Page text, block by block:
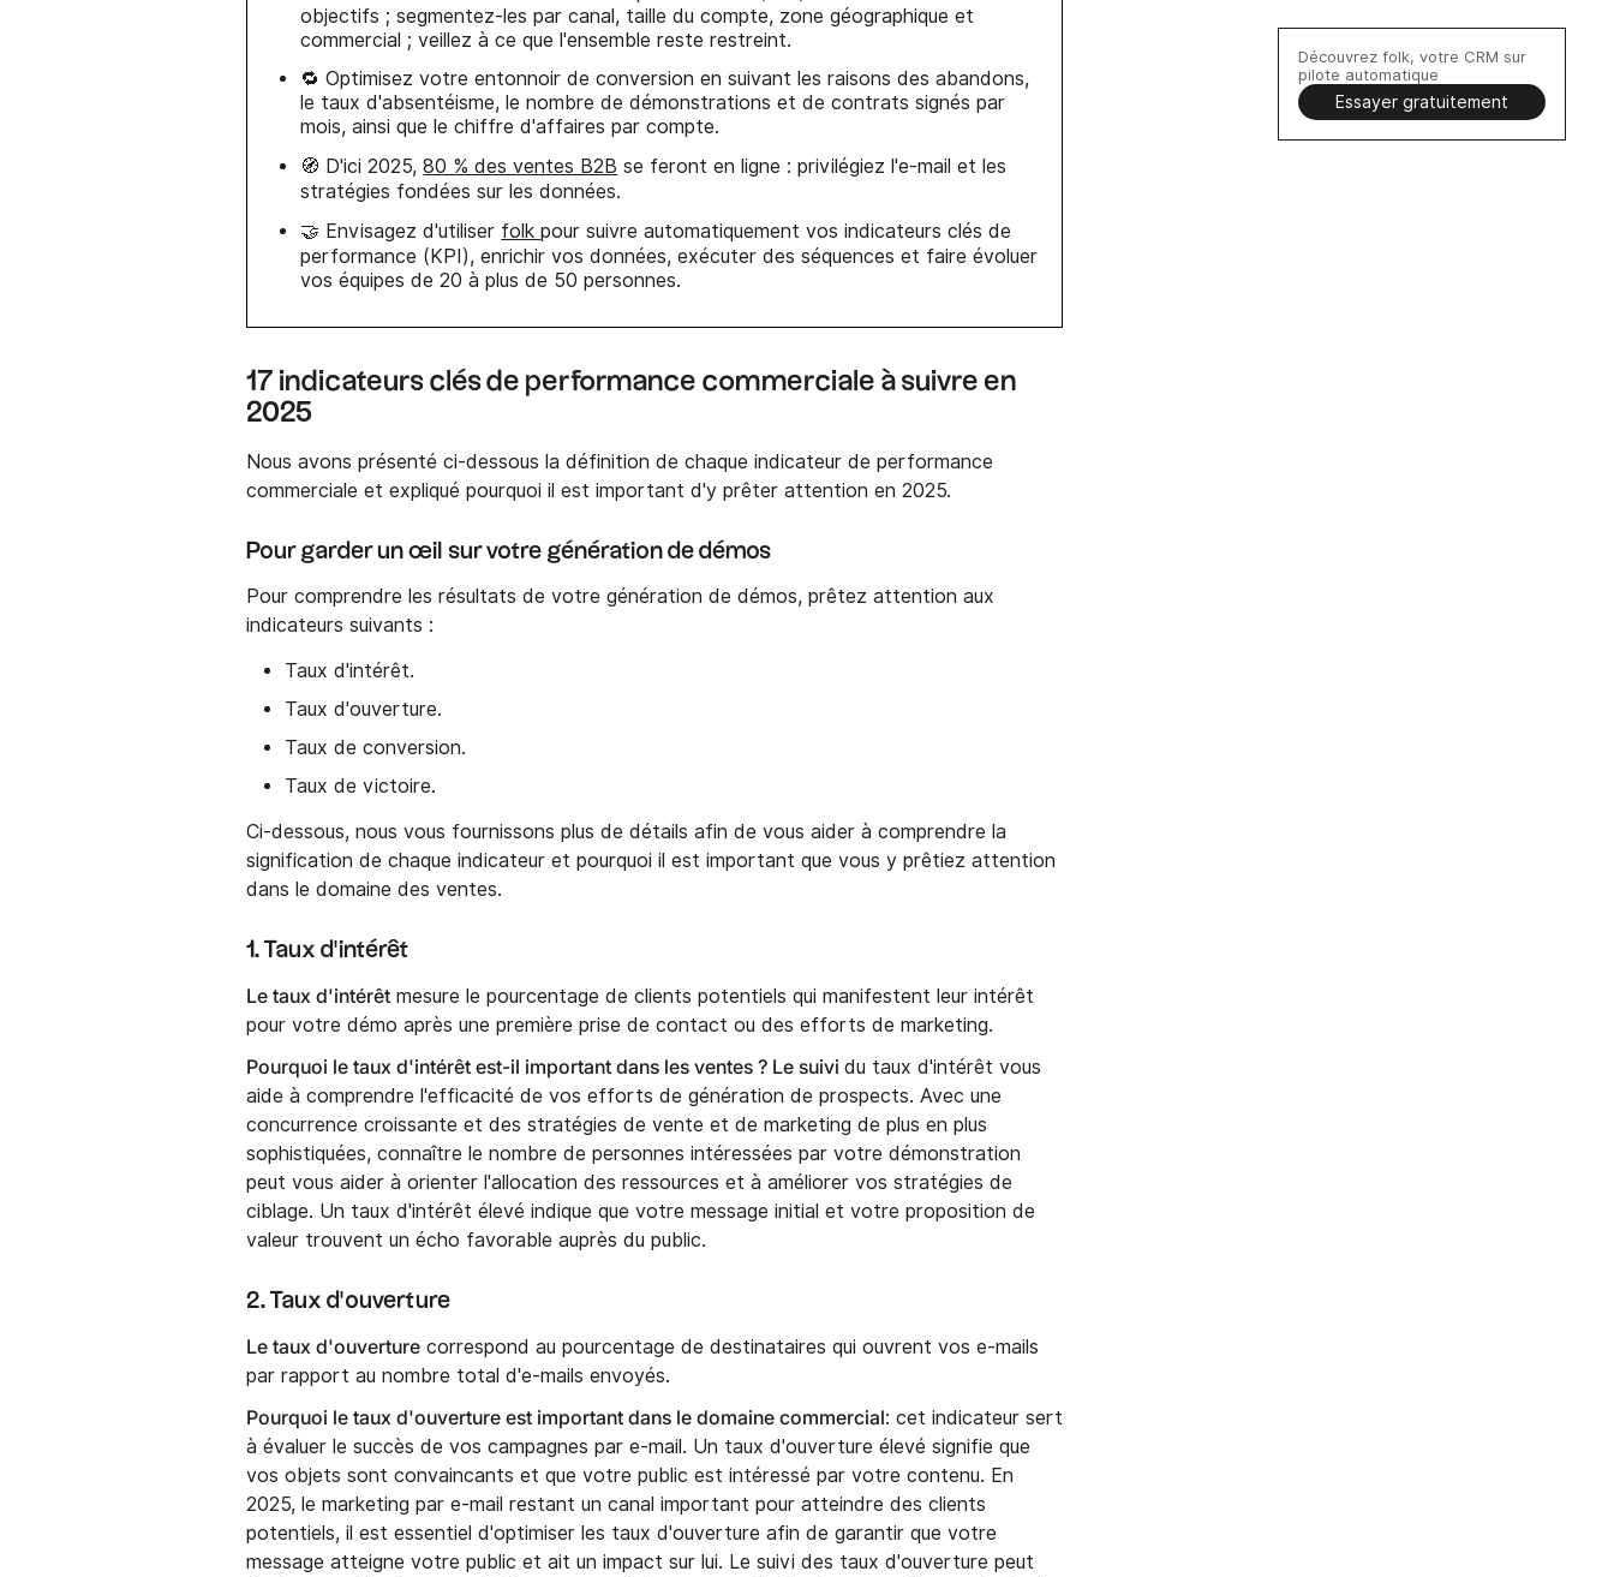
objectifs ; segmentez-les par canal, taille du compte, zone géographique et
commercial ; veillez à ce que l'ensemble reste restreint.
🔁 Optimisez votre entonnoir de conversion en suivant les raisons des abandons,
le taux d'absentéisme, le nombre de démonstrations et de contrats signés par
mois, ainsi que le chiffre d'affaires par compte.
🧭 D'ici 2025,80 % des ventes B2B se feront en ligne : privilégiez l'e-mail et les
stratégies fondées sur les données.
🤝 Envisagez d'utiliser folkpour suivre automatiquement vos indicateurs clés de
performance (KPI), enrichir vos données, exécuter des séquences et faire évoluer
vos équipes de 20 à plus de 50 personnes.
17 indicateurs clés de performance commerciale à suivre en
2025
Nous avons présenté ci-dessous la définition de chaque indicateur de performance
commerciale et expliqué pourquoi il est important d'y prêter attention en 2025.
Pour garder un œil sur votre génération de démos
Pour comprendre les résultats de votre génération de démos, prêtez attention aux
indicateurs suivants :
Taux d'intérêt.
Taux d'ouverture.
Taux de conversion.
Taux de victoire.
Ci-dessous, nous vous fournissons plus de détails afin de vous aider à comprendre la
signification de chaque indicateur et pourquoi il est important que vous y prêtiez attention
dans le domaine des ventes.
1. Taux d'intérêt
Le taux d'intérêt mesure le pourcentage de clients potentiels qui manifestent leur intérêt
pour votre démo après une première prise de contact ou des efforts de marketing.
Pourquoi le taux d'intérêt est-il important dans les ventes ? Le suividu taux d'intérêt vous
aide à comprendre l'efficacité de vos efforts de génération de prospects. Avec une
concurrence croissante et des stratégies de vente et de marketing de plus en plus
sophistiquées, connaître le nombre de personnes intéressées par votre démonstration
peut vous aider à orienter l'allocation des ressources et à améliorer vos stratégies de
ciblage. Un taux d'intérêt élevé indique que votre message initial et votre proposition de
valeur trouvent un écho favorable auprès du public.
2. Taux d'ouverture
Le taux d'ouverture correspond au pourcentage de destinataires qui ouvrent vos e-mails
par rapport au nombre total d'e-mails envoyés.
Pourquoi le taux d'ouverture est important dans le domaine commercial: cet indicateur sert
à évaluer le succès de vos campagnes par e-mail. Un taux d'ouverture élevé signifie que
vos objets sont convaincants et que votre public est intéressé par votre contenu. En
2025, le marketing par e-mail restant un canal important pour atteindre des clients
potentiels, il est essentiel d'optimiser les taux d'ouverture afin de garantir que votre
message atteigne votre public et ait un impact sur lui. Le suivi des taux d'ouverture peut
Découvrez folk, votre CRM sur
pilote automatique
Essayer gratuitement